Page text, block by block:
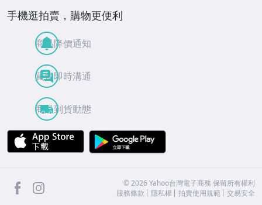
手機逛拍賣，購物更便利
商品降價通知
買賣即時溝通
商品到貨動態
APP Store
facebook ©2026 Yahoo台灣電子商務 保留所有權利
服務條款
隱私權 拍賣使用規範 交易安全